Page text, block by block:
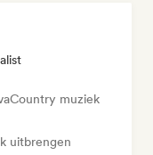
Country muziek
uitbrengen